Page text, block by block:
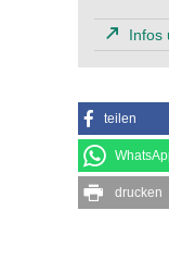
Infos
teilen
drucken